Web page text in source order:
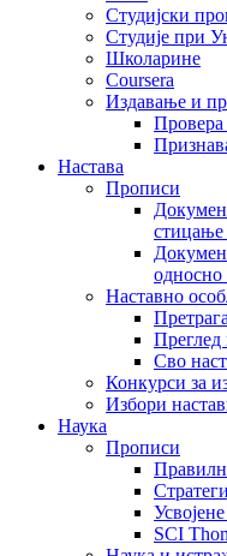
Студијски
Студије при
Школарине
Coursera
Издавање и
Провера
Настава
Прописи
стицање
односно
Наставно
Претрага
Преглед
Сво
Конкурси за
Избори
Наука
Прописи
SCI